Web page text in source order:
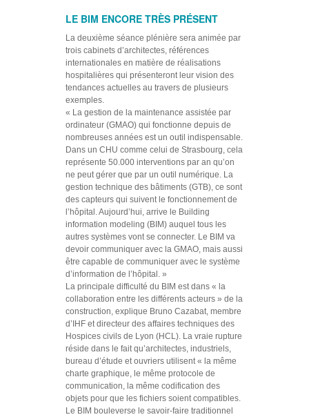
LE BIM ENCORE TRÈS PRÉSENT
La deuxième séance plénière sera animée par
trois cabinets d’architectes, références
internationales en matière de réalisations
hospitalières qui présenteront leur vision des
tendances actuelles au travers de plusieurs
exemples.
« La gestion de la maintenance assistée par
ordinateur (GMAO) qui fonctionne depuis de
nombreuses années est un outil indispensable.
Dans un CHU comme celui de Strasbourg, cela
représente 50.000 interventions par an qu’on
ne peut gérer que par un outil numérique. La
gestion technique des bâtiments (GTB), ce sont
des capteurs qui suivent le fonctionnement de
l’hôpital. Aujourd’hui, arrive le Building
information modeling (BIM) auquel tous les
autres systèmes vont se connecter. Le BIM va
devoir communiquer avec la GMAO, mais aussi
être capable de communiquer avec le système
d’information de l’hôpital . »
La principale difficulté du BIM est dans « la
collaboration entre les différents acteurs » de la
construction, explique Bruno Cazabat, membre
d’IHF et directeur des affaires techniques des
Hospices civils de Lyon (HCL). La vraie rupture
réside dans le fait qu’architectes, industriels,
bureau d’étude et ouvriers utilisent « la même
charte graphique, le même protocole de
communication, la même codification des
objets pour que les fichiers soient compatibles.
Le BIM bouleverse le savoir-faire traditionnel